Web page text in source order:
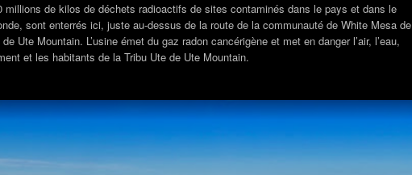
millions de kilos de déchets radioactifs de sites contaminés dans le pays et dans le
sont enterrés ici, juste au-dessus de la route de la communauté de White Mesa de
Ute Mountain. L’usine émet du gaz radon cancérigène et met en danger l’air, l’eau,
et les habitants de la Tribu Ute de Ute Mountain.